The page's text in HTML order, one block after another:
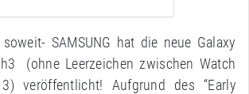
SAMSUNG hat die neue Galaxy
(ohne Leerzeichen zwischen Watch
veröffentlicht! Aufgrund des “Early